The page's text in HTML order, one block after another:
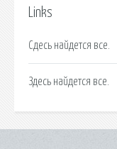
Links
Сдесь найдется все.
Здесь найдется все.